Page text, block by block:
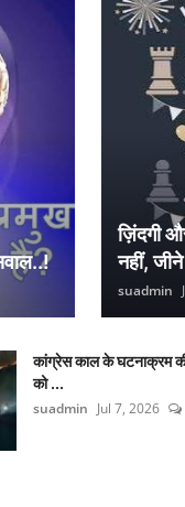
ज़िंदगी
नहीं,
suadmin
कांग्रेस काल के घटनाक्रम
को ...
suadmin Jul 7, 2026